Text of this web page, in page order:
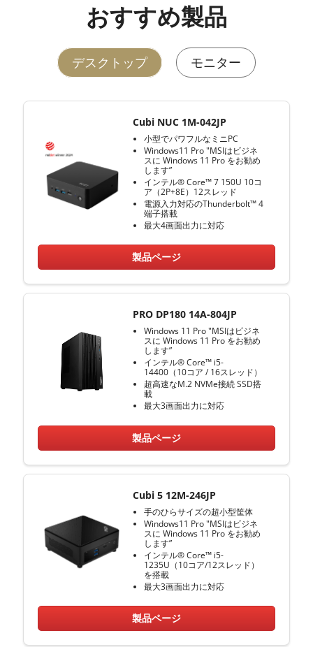
おすすめ製品
デスクトップ モニター
Cubi NUC 1M-042JP
小型でパワフルなミニPC
Windows11 Pro "MSIはビジネ
スに Windows 11 Pro をお勧め
します”
インテル® Core™ 7 150U 10コ
ア（2P+8E）12スレッド
電源入力対応のThunderbolt™ 4
端子搭載
最大4画面出力に対応
製品ページ
PRO DP180 14A-804JP
Windows 11 Pro "MSIはビジネ
スに Windows 11 Pro をお勧め
します”
インテル® Core™ i5-
14400（10コア / 16スレッド）
超高速なM.2 NVMe接続 SSD搭
載
最大3画面出力に対応
製品ページ
Cubi 5 12M-246JP
手のひらサイズの超小型筐体
Windows11 Pro "MSIはビジネ
スに Windows 11 Pro をお勧め
します”
インテル® Core™ i5-
1235U（10コア/12スレッド）
を搭載
最大3画面出力に対応
製品ページ